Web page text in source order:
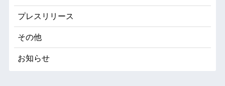
プレスリリース
その他
お知らせ